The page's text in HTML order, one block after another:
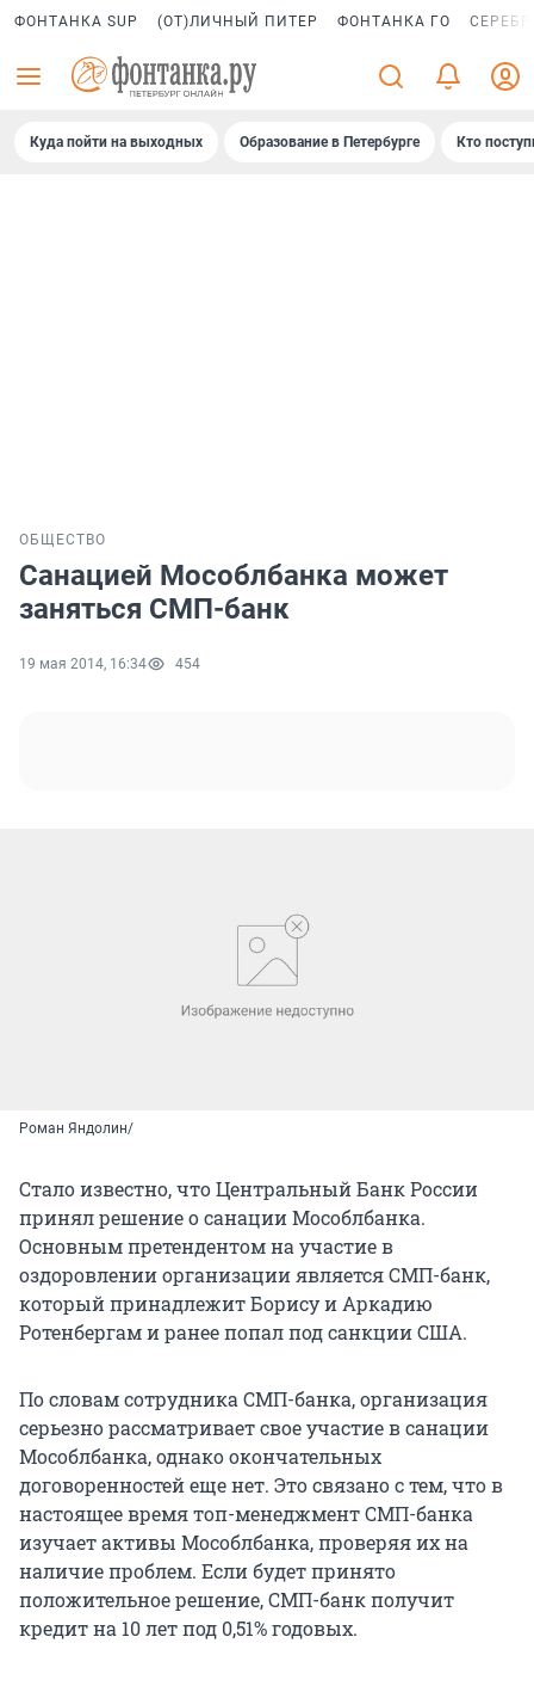
ФОНТАНКА SUP (ОТ)ЛИЧНЫЙ ПИТЕР ФОНТАНКА ГО
Куда пойти на выходных Образование в Петербурге Кто
ОБЩЕСТВО
Санацией Мособлбанка может
заняться СМП-банк
19 мая 2014, 16:34 454
Роман Яндолин/
Стало известно, что Центральный Банк России
принял решение о санации Мособлбанка.
Основным претендентом на участие в
оздоровлении организации является СМП-банк,
который принадлежит Борису и Аркадию
Ротенбергам и ранее попал под санкции США.
По словам сотрудника СМП-банка, организация
серьезно рассматривает свое участие в санации
Мособлбанка, однако окончательных
договоренностей еще нет. Это связано с тем, что в
настоящее время топ-менеджмент СМП-банка
изучает активы Мособлбанка, проверяя их на
наличие проблем. Если будет принято
положительное решение, СМП-банк получит
кредит на 10 лет под 0,51% годовых.